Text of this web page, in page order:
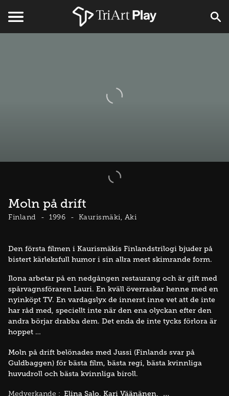
Moln på drift
Finland 1996 Kaurismäki, Aki
Den första filmen i Kaurismäkis Finlandstrilogi bjuder på
bistert kärleksfull humor i sin allra mest skimrande form.
Ilona arbetar på en nedgången restaurang och är gift med
spårvagnsföraren Lauri. En kväll överraskar henne med en
nyinköpt TV. En vardagslyx de innerst inne vet att de inte
har råd med, speciellt inte när den ena olyckan efter den
andra börjar drabba dem. Det enda de inte tycks förlora är
hoppet …
Moln på drift belönades med Jussi (Finlands svar på
Guldbaggen) för bästa film, bästa regi, bästa kvinnliga
huvudroll och bästa kvinnliga biroll.
Medverkande : Elina Salo Kari Väänänen Kati Outinen